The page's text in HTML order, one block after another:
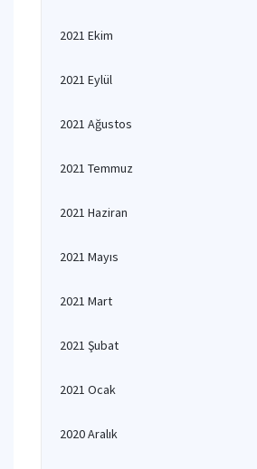
2021 Ekim
2021 Eylül
2021 Ağustos
2021 Temmuz
2021 Haziran
2021 Mayıs
2021 Mart
2021 Şubat
2021 Ocak
2020 Aralık